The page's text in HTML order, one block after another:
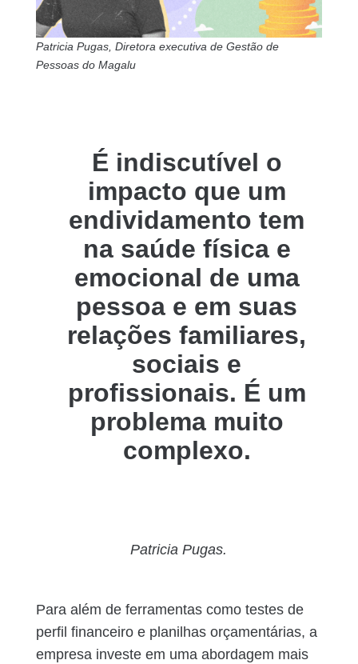
Patricia Pugas, Diretora executiva de Gestão de
Pessoas do Magalu
É indiscutível o
impacto que um
endividamento tem
na saúde física e
emocional de uma
pessoa e em suas
relações familiares,
sociais e
profissionais. É um
problema muito
complexo.
Patricia Pugas.
Para além de ferramentas como testes de
perfil financeiro e planilhas orçamentárias, a
empresa investe em uma abordagem mais